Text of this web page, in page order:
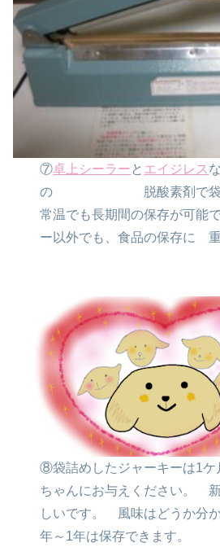
⑦卓上シーラー と エイジレス
の
脱酸素剤で
常温でも長期間の保存が可能で
ー以外でも、食品の保存に
重
⑧袋詰めしたジャーキーは1ケ
ちゃんにお与えください。
新
しいです。
風味はどうか分
年～1年は保存できます。